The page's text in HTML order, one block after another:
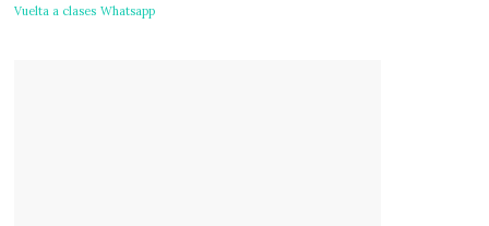
Vuelta a clases Whatsapp